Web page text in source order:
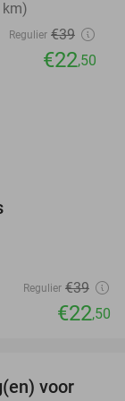
km)
Regulier €39
€22,50
Regulier €39
€22,50
71%
voor